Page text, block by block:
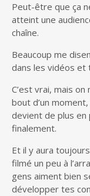
Peut-être que ça
atteint une
chaîne.
Beaucoup me
dans les vidéos et
C’est vrai, mais
bout d’un
devient de plus
finalement.
Et il y aura
filmé un peu à
gens aiment bien
développer tes